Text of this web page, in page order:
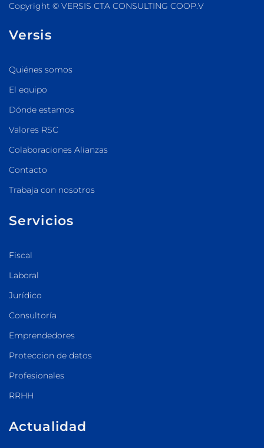
Copyright © VERSIS CTA CONSULTING COOP.V
Versis
Quiénes somos
El equipo
Dónde estamos
Valores RSC
Colaboraciones Alianzas
Contacto
Trabaja con nosotros
Servicios
Fiscal
Laboral
Jurídico
Consultoría
Emprendedores
Proteccion de datos
Profesionales
RRHH
Actualidad